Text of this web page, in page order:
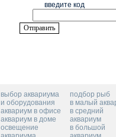
введите код
выбор аквариума
и оборудования
аквариум в офисе
аквариум в доме
освещение
подбор рыб
в малый
в средний
аквариум
в большой